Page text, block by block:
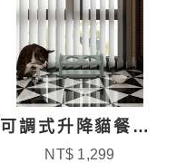
可調式升降貓餐桌-
小碗
NT$ 1,299